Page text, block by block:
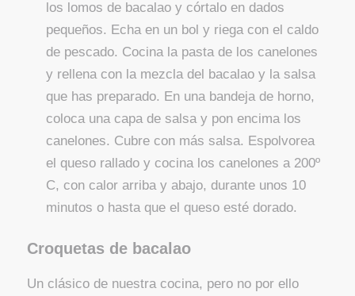
los lomos de bacalao y córtalo en dados
pequeños. Echa en un bol y riega con el caldo
de pescado. Cocina la pasta de los canelones
y rellena con la mezcla del bacalao y la salsa
que has preparado. En una bandeja de horno,
coloca una capa de salsa y pon encima los
canelones. Cubre con más salsa. Espolvorea
el queso rallado y cocina los canelones a 200º
C, con calor arriba y abajo, durante unos 10
minutos o hasta que el queso esté dorado.
Croquetas de bacalao
Un clásico de nuestra cocina, pero no por ello